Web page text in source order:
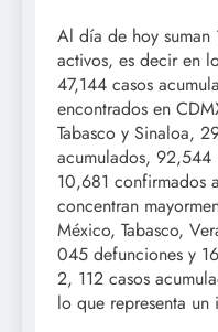
Al día de hoy suman
activos, es decir en
47,144 casos
encontrados en
Tabasco y Sinaloa,
acumulados, 92,544
10,681 confirmados
concentran
México, Tabasco,
045 defunciones y
2, 112 casos
lo que representa